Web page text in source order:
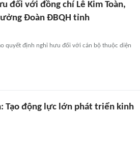
đối với đồng chí Lê Kim Toàn,
Đoàn ĐBQH tỉnh
quyết định nghỉ hưu đối với cán bộ thuộc diện
Tạo động lực lớn phát triển kinh